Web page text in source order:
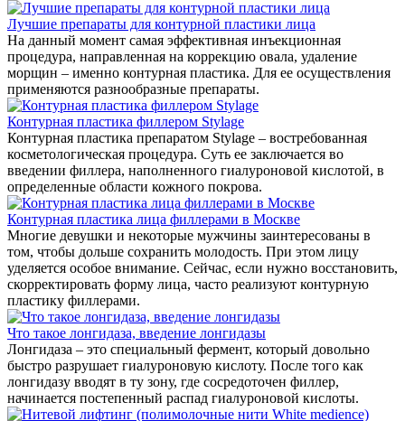
Лучшие препараты для контурной пластики лица
На данный момент самая эффективная инъекционная
процедура, направленная на коррекцию овала, удаление
морщин – именно контурная пластика. Для ее осуществления
применяются разнообразные препараты.
Контурная пластика филлером Stylage
Контурная пластика препаратом Stylage – востребованная
косметологическая процедура. Суть ее заключается во
введении филлера, наполненного гиалуроновой кислотой, в
определенные области кожного покрова.
Контурная пластика лица филлерами в Москве
Многие девушки и некоторые мужчины заинтересованы в
том, чтобы дольше сохранить молодость. При этом лицу
уделяется особое внимание. Сейчас, если нужно восстановить,
скорректировать форму лица, часто реализуют контурную
пластику филлерами .
Что такое лонгидаза, введение лонгидазы
Лонгидаза – это специальный фермент, который довольно
быстро разрушает гиалуроновую кислоту. После того как
лонгидазу вводят в ту зону, где сосредоточен филлер,
начинается постепенный распад гиалуроновой кислоты.